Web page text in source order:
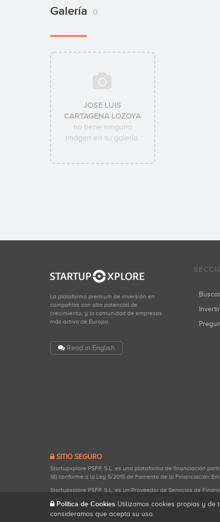
Galería 0
JOSE LUIS
CARTAGENA LOZOYA
no tiene ninguna
imágen en su galería.
La plataforma premium de inversión en
compañías con alto potencial de
crecimiento, y la comunidad de empresas
más activa de Europa.
Read in English
SITIO SEGURO
Startupxplore PSFP, S.L. es una plataforma de financiación
18) conforme a la Ley 5/2015 de Fomento de la Financiación
Startupxplore PSFP, S.L. es un Proveedor de Servicios de
Política de Cookies Utilizamos cookies propias y de
consideramos que acepta su uso.